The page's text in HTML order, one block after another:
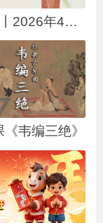
报名咯~丨2026年4月24
韦编三绝》